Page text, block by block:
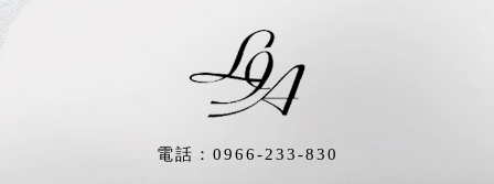
電話： 0966-233-830